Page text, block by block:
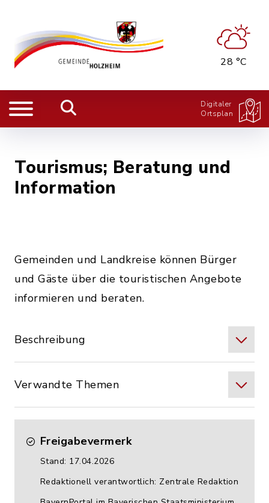
28 °C
Digitaler
Ortsplan
Tourismus; Beratung und
Information
Gemeinden und Landkreise können Bürger
und Gäste über die touristischen Angebote
informieren und beraten.
Beschreibung
Verwandte Themen
Freigabevermerk
Stand: 17.04.2026
Redaktionell verantwortlich: Zentrale Redaktion